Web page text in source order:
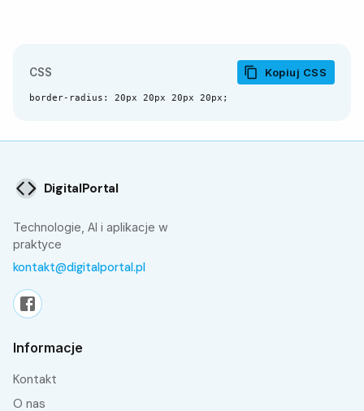
CSS Kopiuj CSS
border-radius: 20px 20px 20px 20px;
DigitalPortal
Technologie, AI i aplikacje w
praktyce
kontakt@digitalportal.pl
Informacje
Kontakt
O nas